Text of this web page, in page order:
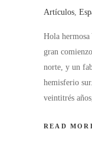
Artículos,
Hola
gran
norte, y un
hemisferio
veintitrés
READ